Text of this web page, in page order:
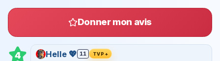
Donner mon avis
4 Helle 💖 11 TVP+